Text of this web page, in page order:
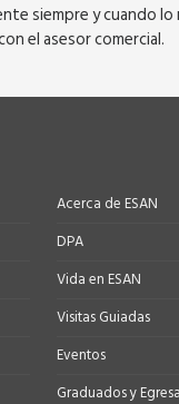
siempre y cuando
el asesor comercial.
Acerca de ESAN
DPA
Vida en ESAN
Visitas Guiadas
Eventos
Graduados y